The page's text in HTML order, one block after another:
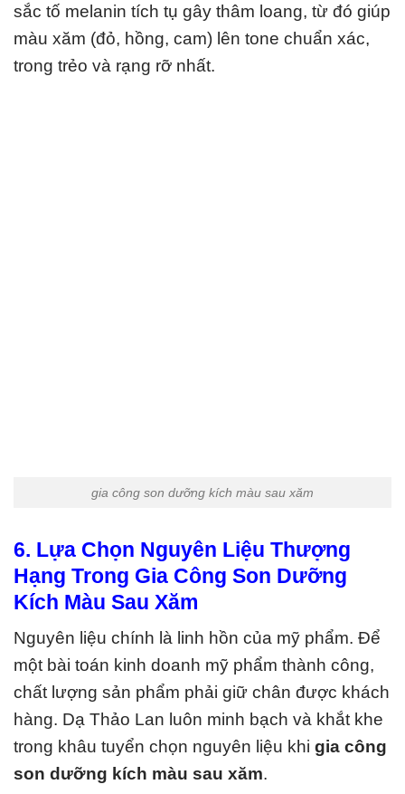
sắc tố melanin tích tụ gây thâm loang, từ đó giúp
màu xăm (đỏ, hồng, cam) lên tone chuẩn xác,
trong trẻo và rạng rỡ nhất.
gia công son dưỡng kích màu sau xăm
6. Lựa Chọn Nguyên Liệu Thượng
Hạng Trong Gia Công Son Dưỡng
Kích Màu Sau Xăm
Nguyên liệu chính là linh hồn của mỹ phẩm. Để
một bài toán kinh doanh mỹ phẩm thành công,
chất lượng sản phẩm phải giữ chân được khách
hàng. Dạ Thảo Lan luôn minh bạch và khắt khe
trong khâu tuyển chọn nguyên liệu khi gia công
son dưỡng kích màu sau xăm.